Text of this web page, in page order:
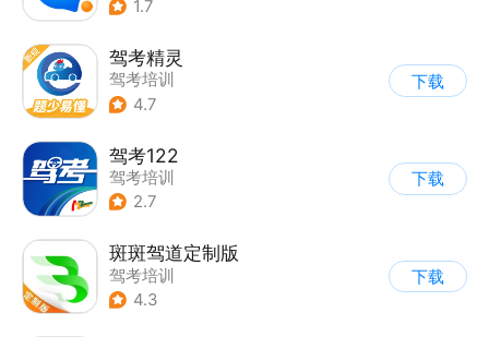
1.7
驾考精灵
驾考培训
4.7
下载
驾考122
驾考培训
2.7
下载
斑斑驾道定制版
驾考培训
4.3
下载